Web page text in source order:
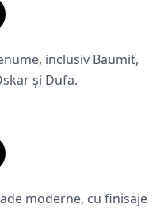
inclusiv Baumit,
și Dufa.
moderne, cu finisaje